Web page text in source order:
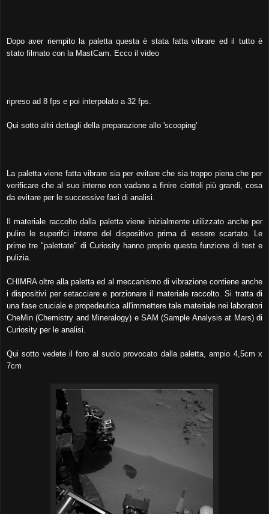
Dopo aver riempito la paletta questa è stata fatta vibrare ed il tutto è
stato filmato con la MastCam. Ecco il video
ripreso ad 8 fps e poi interpolato a 32 fps.
Qui sotto altri dettagli della preparazione allo 'scooping'
La paletta viene fatta vibrare sia per evitare che sia troppo piena che per
verificare che al suo interno non vadano a finire ciottoli più grandi, cosa
da evitare per le successive fasi di analisi.
Il materiale raccolto dalla paletta viene inizialmente utilizzato anche per
pulire le superifci interne del dispositivo prima di essere scartato. Le
prime tre "palettate" di Curiosity hanno proprio questa funzione di test e
pulizia.
CHIMRA oltre alla paletta ed al meccanismo di vibrazione contiene anche
i dispositivi per setacciare e porzionare il materiale raccolto. Si tratta di
una fase cruciale e propedeutica all'immettere tale materiale nei laboratori
CheMin (Chemistry and Mineralogy) e SAM (Sample Analysis at Mars) di
Curiosity per le analisi.
Qui sotto vedete il foro al suolo provocato dalla paletta, ampio 4,5cm x
7cm